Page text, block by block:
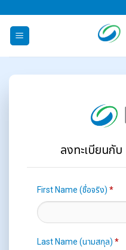
ลงทะเบียนกับ
First Name (ชื่อจริง)*
Last Name (นามสกุล)*